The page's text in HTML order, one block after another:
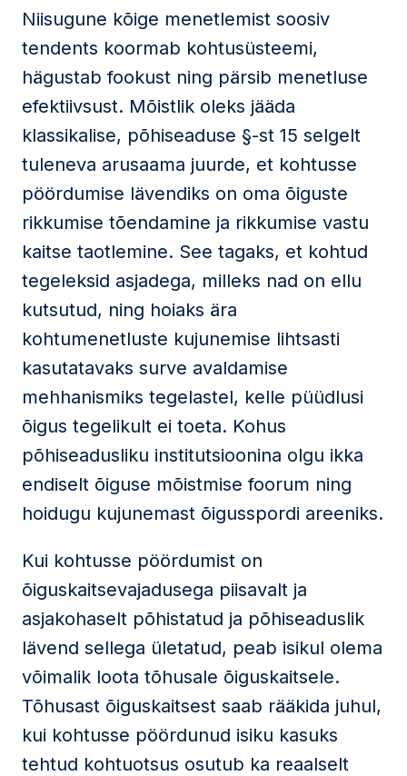
Niisugune kõige menetlemist soosiv
tendents koormab kohtusüsteemi,
hägustab fookust ning pärsib menetluse
efektiivsust. Mõistlik oleks jääda
klassikalise, põhiseaduse §-st 15 selgelt
tuleneva arusaama juurde, et kohtusse
pöördumise lävendiks on oma õiguste
rikkumise tõendamine ja rikkumise vastu
kaitse taotlemine. See tagaks, et kohtud
tegeleksid asjadega, milleks nad on ellu
kutsutud, ning hoiaks ära
kohtumenetluste kujunemise lihtsasti
kasutatavaks surve avaldamise
mehhanismiks tegelastel, kelle püüdlusi
õigus tegelikult ei toeta. Kohus
põhiseadusliku institutsioonina olgu ikka
endiselt õiguse mõistmise foorum ning
hoidugu kujunemast õigusspordi areeniks.
Kui kohtusse pöördumist on
õiguskaitsevajadusega piisavalt ja
asjakohaselt põhistatud ja põhiseaduslik
lävend sellega ületatud, peab isikul olema
võimalik loota tõhusale õiguskaitsele.
Tõhusast õiguskaitsest saab rääkida juhul,
kui kohtusse pöördunud isiku kasuks
tehtud kohtuotsus osutub ka reaalselt